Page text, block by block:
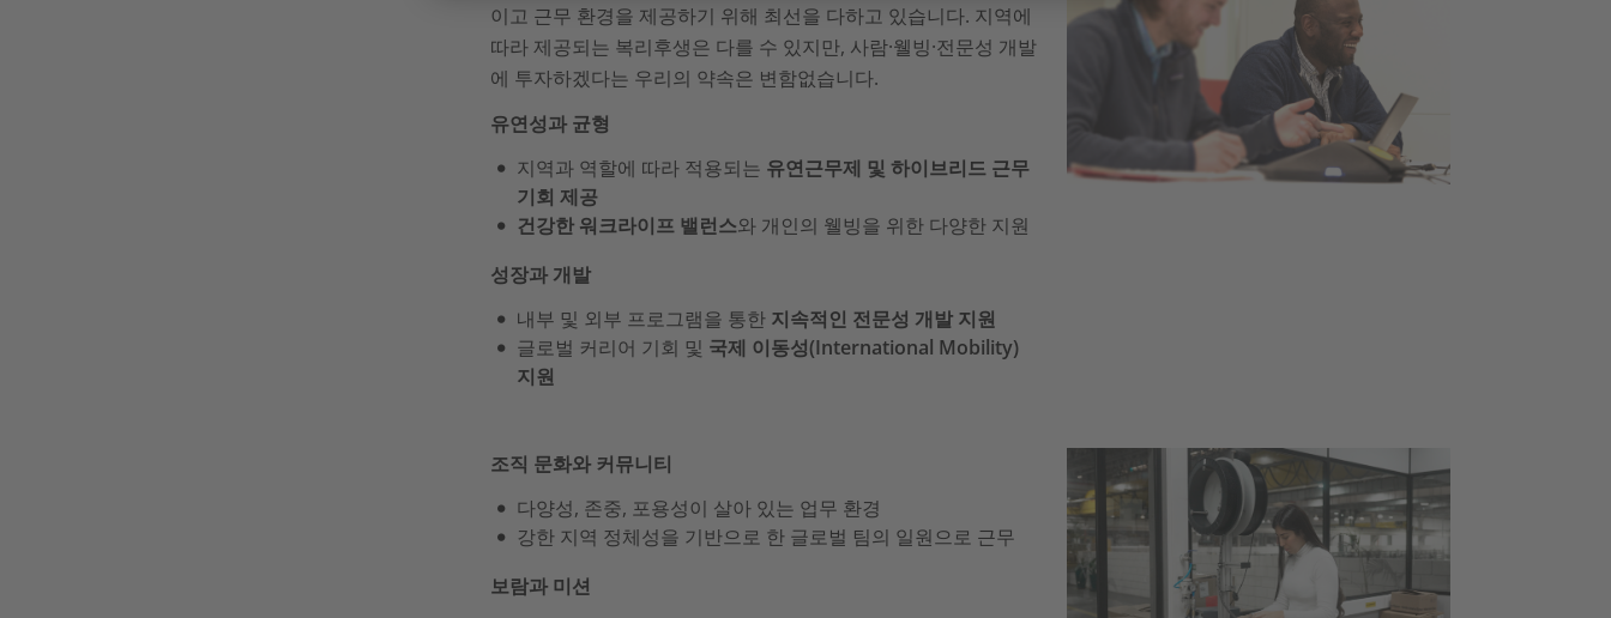
이고 근무 환경을 제공하기 위해 최선을 다하고 있습니다. 지역에
따라 제공되는 복리후생은 다를 수 있지만, 사람·웰빙·전문성 개발
에 투자하겠다는 우리의 약속은 변함없습니다.
유연성과 균형
지역과 역할에 따라 적용되는 유연근무제 및 하이브리드 근무
기회 제공
건강한 워크라이프 밸런스와 개인의 웰빙을 위한 다양한 지원
성장과 개발
내부 및 외부 프로그램을 통한 지속적인 전문성 개발 지원
글로벌 커리어 기회 및 국제 이동성(International Mobility)
지원
조직 문화와 커뮤니티
다양성, 존중, 포용성이 살아 있는 업무 환경
강한 지역 정체성을 기반으로 한 글로벌 팀의 일원으로 근무
보람과 미션